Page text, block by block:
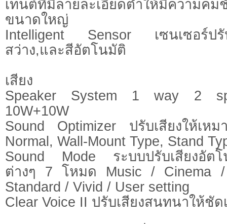
เทนต์ที่มีลายละเอียดต่ำให้มีความค
ขนาดใหญ่
Intelligent Sensor เซนเซอร์ปรั
สว่าง,และสีอัตโนมัติ
เสียง
Speaker System 1 way 2
10W+10W
Sound Optimizer ปรับเสียงให้เหม
Normal, Wall-Mount Type, Stand
Sound Mode ระบบปรับเสียงอัตโ
ต่างๆ 7 โหมด Music / Cinema
Standard / Vivid / User setting
Clear Voice II ปรับเสียงสนทนาให้ชั